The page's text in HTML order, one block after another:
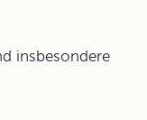
insbesondere